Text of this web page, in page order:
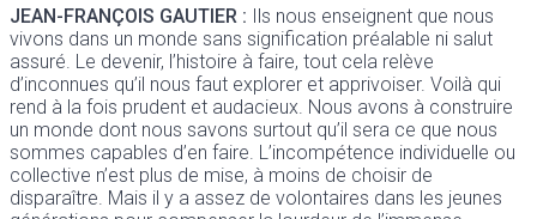
JEAN-FRANÇOIS GAUTIER : Ils nous enseignent que nous
vivons dans un monde sans signification préalable ni salut
assuré. Le devenir, l’histoire à faire, tout cela relève
d’inconnues qu’il nous faut explorer et apprivoiser. Voilà qui
rend à la fois prudent et audacieux. Nous avons à construire
un monde dont nous savons surtout qu’il sera ce que nous
sommes capables d’en faire. L’incompétence individuelle ou
collective n’est plus de mise, à moins de choisir de
disparaître. Mais il y a assez de volontaires dans les jeunes